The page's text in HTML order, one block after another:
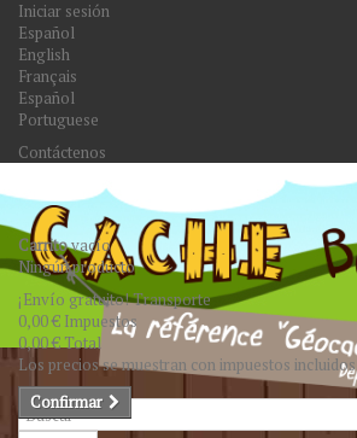
Iniciar sesión
Español
English
Français
Español
Portuguese
Contáctenos
Carritovacío
Ningún producto
¡Envío gratuito!Transporte
0,00 € Impuestos
0,00 €Total
Los precios se muestran con impuestos incluidos
Confirmar